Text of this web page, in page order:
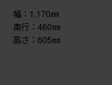
幅：1,170㎜
奥行：460㎜
高さ：605㎜